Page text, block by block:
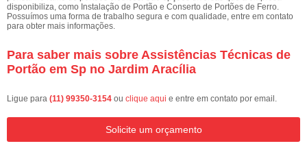
disponibiliza, como Instalação de Portão e Conserto de Portões de Ferro.
Possuímos uma forma de trabalho segura e com qualidade, entre em contato
para obter mais informações.
Para saber mais sobre Assistências Técnicas de
Portão em Sp no Jardim Aracília
Ligue para (11) 99350-3154 ou clique aqui e entre em contato por email.
Solicite um orçamento